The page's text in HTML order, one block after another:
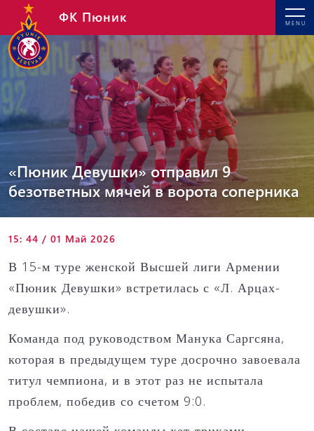
MENU
ФК Пюник
«Пюник Девушки» отправил 9
безответных мячей в ворота соперника
15: 44 / 01 Май 2026
В 15-м туре женской Высшей лиги Армении
«Пюник Девушки» встретилась с «Л. Арцах-
девушки».
Команда под руководством Манука Саргсяна,
которая в предыдущем туре досрочно завоевала
титул чемпиона, и в этот раз не испытала
проблем, победив со счетом 9:0.